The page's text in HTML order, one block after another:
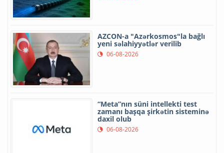
AZCON-a "Azərkosmos"la bağlı
yeni səlahiyyətlər verilib
06-08-2026
“Meta”nın süni intellekti test
zamanı başqa şirkətin sisteminə
daxil olub
06-08-2026